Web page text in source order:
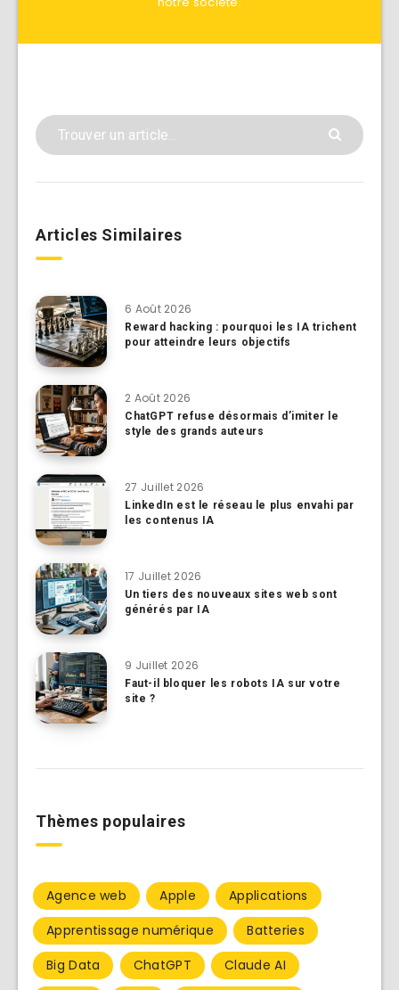
Articles Similaires
6 Août 2026
Reward hacking : pourquoi les IA trichent
pour atteindre leurs objectifs
2 Août 2026
ChatGPT refuse désormais d’imiter le
style des grands auteurs
27 Juillet 2026
LinkedIn est le réseau le plus envahi par
les contenus IA
17 Juillet 2026
Un tiers des nouveaux sites web sont
générés par IA
9 Juillet 2026
Faut-il bloquer les robots IA sur votre
site ?
Thèmes populaires
Agence web Apple
Applications
Apprentissage numérique
Batteries
Big Data
ChatGPT
Claude AI